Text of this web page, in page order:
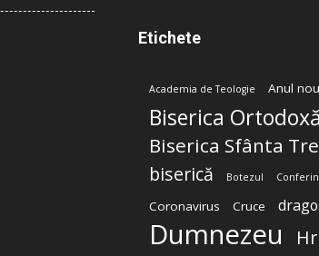
Etichete
Academia de Teologie Anul nou
Biserica Ortodoxă
Biserica Sfânta
biserică Botezul
Coronavirus
Cruce
Dumnezeu